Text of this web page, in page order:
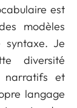
est
modèles
Je
diversité
narratifs et
langage